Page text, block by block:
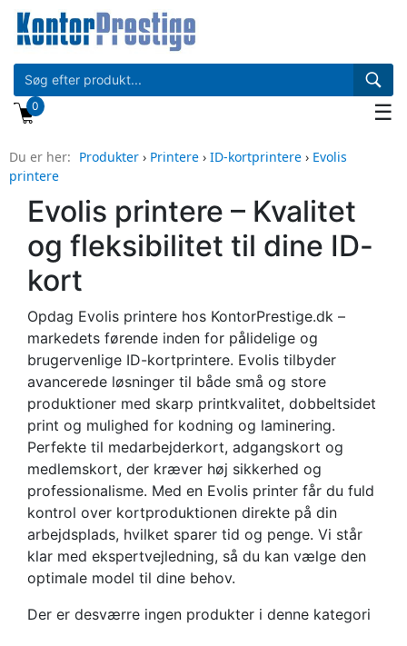
0 ☰
Du er her: Produkter › Printere › ID-kortprintere › Evolis
printere
Evolis printere – Kvalitet
og fleksibilitet til dine ID-
kort
Opdag Evolis printere hos KontorPrestige.dk –
markedets førende inden for pålidelige og
brugervenlige ID-kortprintere. Evolis tilbyder
avancerede løsninger til både små og store
produktioner med skarp printkvalitet, dobbeltsidet
print og mulighed for kodning og laminering.
Perfekte til medarbejderkort, adgangskort og
medlemskort, der kræver høj sikkerhed og
professionalisme. Med en Evolis printer får du fuld
kontrol over kortproduktionen direkte på din
arbejdsplads, hvilket sparer tid og penge. Vi står
klar med ekspertvejledning, så du kan vælge den
optimale model til dine behov.
Der er desværre ingen produkter i denne kategori